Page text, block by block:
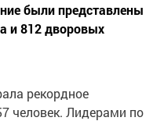
были представлены
и 812 дворовых
рекордное
человек. Лидерами по